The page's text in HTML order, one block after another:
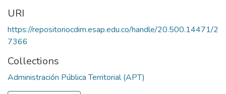
URI
https://repositoriocdim.esap.edu.co/handle/20.500.14471/2
7366
Collections
Administración Pública Territorial (APT)